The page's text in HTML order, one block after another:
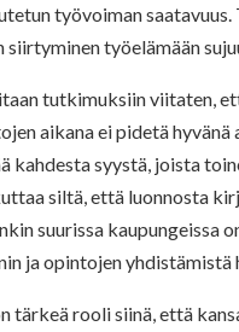
työvoiman
työelämään
tutkimuksiin viitaten,
aikana ei pidetä
kahdesta syystä, joista
siltä, että luonnosta
suurissa kaupungeissa
ja opintojen yhdistämistä
tärkeä rooli siinä, että